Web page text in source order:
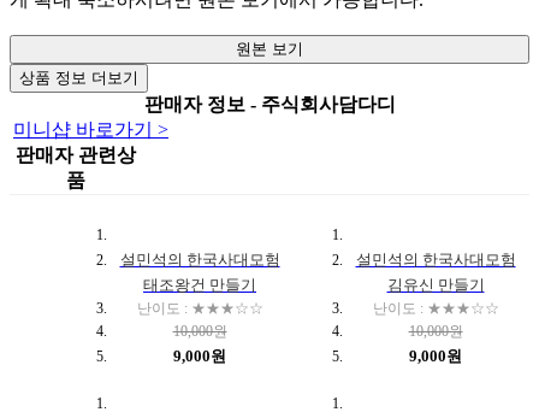
원본 보기
상품 정보 더보기
판매자 정보 - 주식회사담다디
미니샵 바로가기 >
판매자 관련상
품
설민석의 한국사대모험
태조왕건 만들기
난이도 : ★★★☆☆
10,000원
9,000원
설민석의 한국사대모험
김유신 만들기
난이도 : ★★★☆☆
10,000원
9,000원